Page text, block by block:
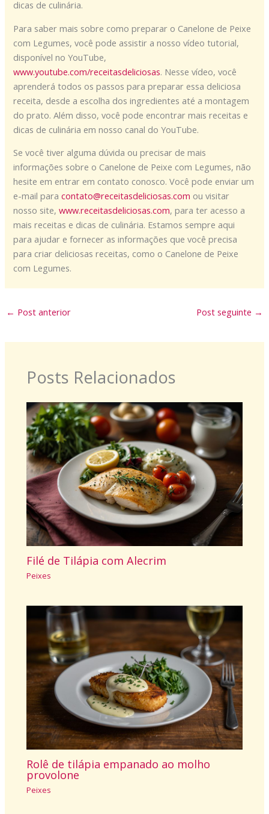
dicas de culinária.
Para saber mais sobre como preparar o Canelone de Peixe
com Legumes, você pode assistir a nosso vídeo tutorial,
disponível no YouTube,
www.youtube.com/receitasdeliciosas. Nesse vídeo, você
aprenderá todos os passos para preparar essa deliciosa
receita, desde a escolha dos ingredientes até a montagem
do prato. Além disso, você pode encontrar mais receitas e
dicas de culinária em nosso canal do YouTube.
Se você tiver alguma dúvida ou precisar de mais
informações sobre o Canelone de Peixe com Legumes, não
hesite em entrar em contato conosco. Você pode enviar um
e-mail paracontato@receitasdeliciosas.com ou visitar
nosso site,www.receitasdeliciosas.com, para ter acesso a
mais receitas e dicas de culinária. Estamos sempre aqui
para ajudar e fornecer as informações que você precisa
para criar deliciosas receitas, como o Canelone de Peixe
com Legumes.
← Post anterior Post seguinte →
Posts Relacionados
Filé de Tilápia com Alecrim
Peixes
Rolê de tilápia empanado ao molho
provolone
Peixes